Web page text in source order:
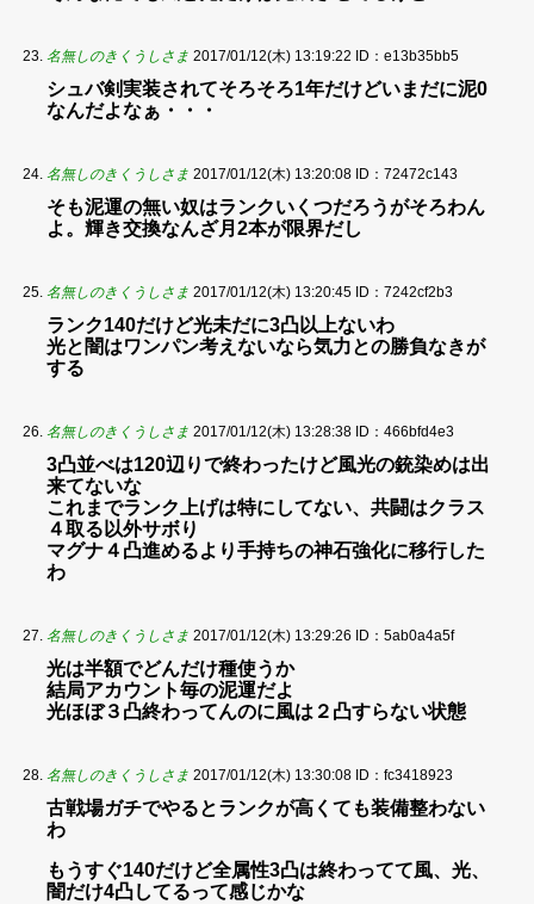
名無しのきくうしさま 2017/01/12(木) 13:19:22 ID：e13b35bb5
シュバ剣実装されてそろそろ1年だけどいまだに泥0
なんだよなぁ・・・
名無しのきくうしさま 2017/01/12(木) 13:20:08 ID：72472c143
そも泥運の無い奴はランクいくつだろうがそろわん
よ。輝き交換なんざ月2本が限界だし
名無しのきくうしさま 2017/01/12(木) 13:20:45 ID：7242cf2b3
ランク140だけど光未だに3凸以上ないわ
光と闇はワンパン考えないなら気力との勝負なきが
する
名無しのきくうしさま 2017/01/12(木) 13:28:38 ID：466bfd4e3
3凸並べは120辺りで終わったけど風光の銃染めは出
来てないな
これまでランク上げは特にしてない、共闘はクラス
４取る以外サボり
マグナ４凸進めるより手持ちの神石強化に移行した
わ
名無しのきくうしさま 2017/01/12(木) 13:29:26 ID：5ab0a4a5f
光は半額でどんだけ種使うか
結局アカウント毎の泥運だよ
光ほぼ３凸終わってんのに風は２凸すらない状態
名無しのきくうしさま 2017/01/12(木) 13:30:08 ID：fc3418923
古戦場ガチでやるとランクが高くても装備整わない
わ
もうすぐ140だけど全属性3凸は終わってて風、光、
闇だけ4凸してるって感じかな